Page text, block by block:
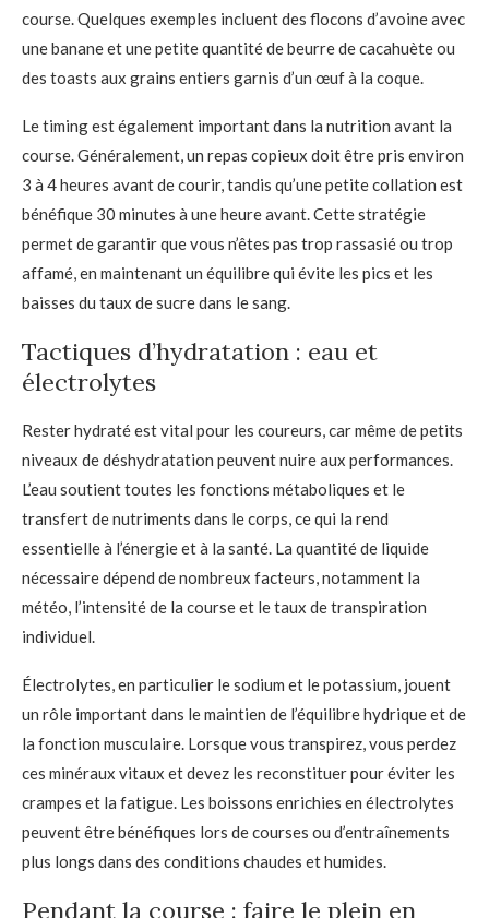
course. Quelques exemples incluent des flocons d’avoine avec
une banane et une petite quantité de beurre de cacahuète ou
des toasts aux grains entiers garnis d’un œuf à la coque.
Le timing est également important dans la nutrition avant la
course. Généralement, un repas copieux doit être pris environ
3 à 4 heures avant de courir, tandis qu’une petite collation est
bénéfique 30 minutes à une heure avant. Cette stratégie
permet de garantir que vous n’êtes pas trop rassasié ou trop
affamé, en maintenant un équilibre qui évite les pics et les
baisses du taux de sucre dans le sang.
Tactiques d’hydratation : eau et
électrolytes
Rester hydraté est vital pour les coureurs, car même de petits
niveaux de déshydratation peuvent nuire aux performances.
L’eau soutient toutes les fonctions métaboliques et le
transfert de nutriments dans le corps, ce qui la rend
essentielle à l’énergie et à la santé. La quantité de liquide
nécessaire dépend de nombreux facteurs, notamment la
météo, l’intensité de la course et le taux de transpiration
individuel.
Électrolytes, en particulier le sodium et le potassium, jouent
un rôle important dans le maintien de l’équilibre hydrique et de
la fonction musculaire. Lorsque vous transpirez, vous perdez
ces minéraux vitaux et devez les reconstituer pour éviter les
crampes et la fatigue. Les boissons enrichies en électrolytes
peuvent être bénéfiques lors de courses ou d’entraînements
plus longs dans des conditions chaudes et humides.
Pendant la course : faire le plein en